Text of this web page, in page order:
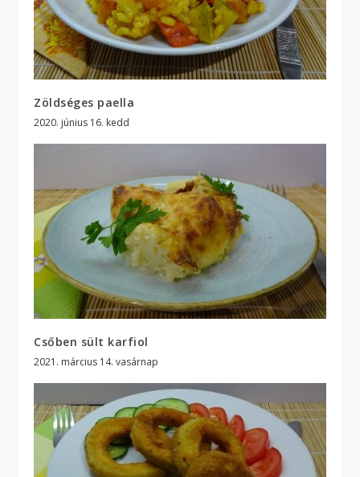
Zöldséges paella
2020. június 16. kedd
Csőben sült karfiol
2021. március 14. vasárnap